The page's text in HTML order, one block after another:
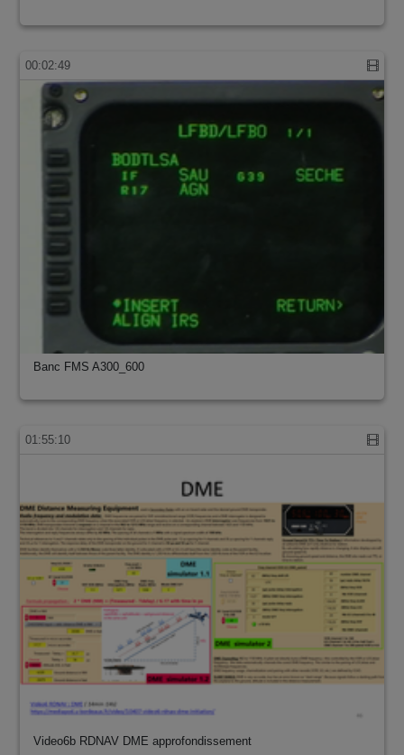
00:02:49
Banc FMS A300_600
01:55:10
Video6b RDNAV DME approfondissement